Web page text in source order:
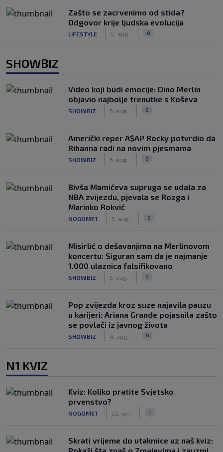
Zašto se zacrvenimo od stida?
Odgovor krije ljudska evolucija
LIFESTYLE 4. aug. 0
SHOWBIZ
Video koji budi emocije: Dino Merlin
objavio najbolje trenutke s Koševa
SHOWBIZ 6. aug. 0
Američki reper A$AP Rocky potvrdio da
Rihanna radi na novim pjesmama
SHOWBIZ 6. aug. 0
Bivša Mamićeva supruga se udala za
NBA zvijezdu, pjevala se Rozga i
Marinko Rokvić
NOGOMET 5. aug. 0
Misirlić o dešavanjima na Merlinovom
koncertu: Siguran sam da je najmanje
1.000 ulaznica falsifikovano
SHOWBIZ 5. aug. 0
Pop zvijezda kroz suze najavila pauzu
u karijeri: Ariana Grande pojasnila zašto
se povlači iz javnog života
SHOWBIZ 4. aug. 0
N1 KVIZ
Kviz: Koliko pratite Svjetsko
prvenstvo?
NOGOMET 22. jun. 1
Skrati vrijeme do utakmice uz naš kviz: